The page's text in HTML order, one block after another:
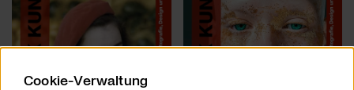
Cookie-Verwaltung